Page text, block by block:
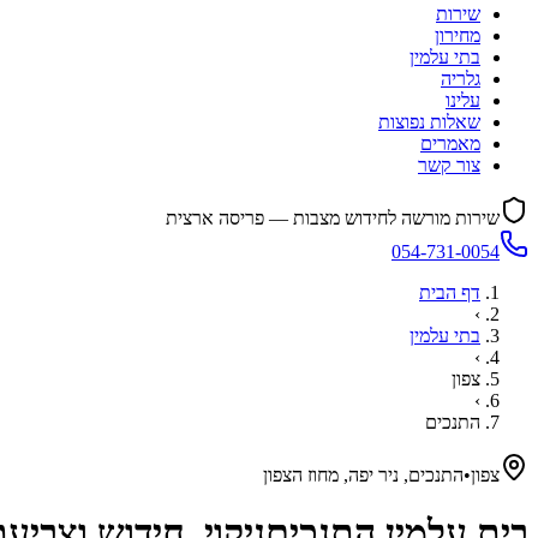
שירות
מחירון
בתי עלמין
גלריה
עלינו
שאלות נפוצות
מאמרים
צור קשר
שירות מורשה לחידוש מצבות — פריסה ארצית
054-731-0054
דף הבית
›
בתי עלמין
›
צפון
›
התנכים
צפון•התנכים, ניר יפה, מחוז הצפון